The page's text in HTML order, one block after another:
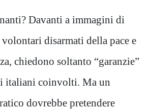
Davanti a immagini di
disarmati della pace e
chiedono soltanto “garanzie”
italiani coinvolti. Ma un
dovrebbe pretendere